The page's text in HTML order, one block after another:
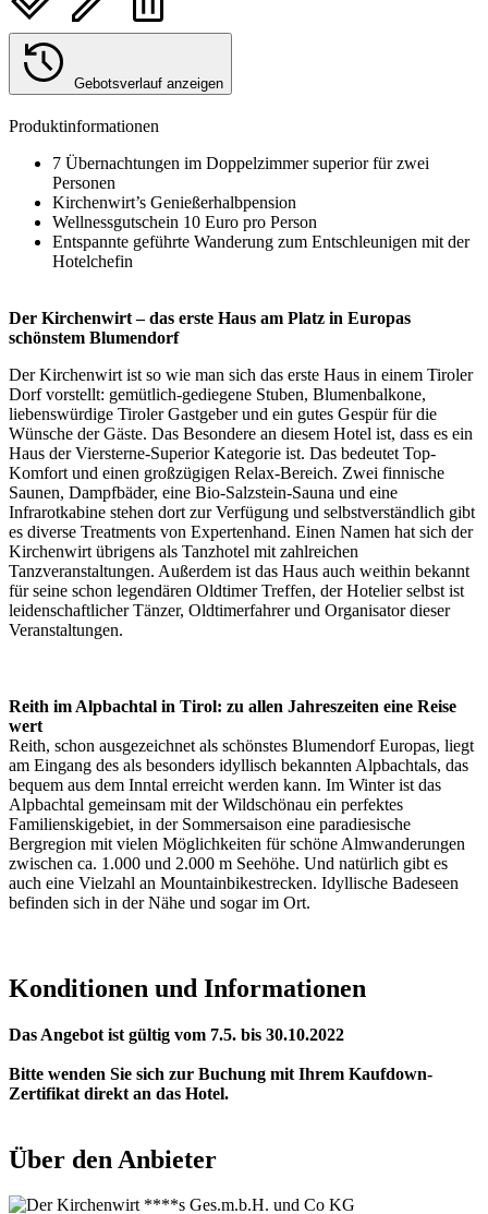
Gebotsverlauf anzeigen
Produktinformationen
7 Übernachtungen im Doppelzimmer superior für zwei
Personen
Kirchenwirt’s Genießerhalbpension
Wellnessgutschein 10 Euro pro Person
Entspannte geführte Wanderung zum Entschleunigen mit der
Hotelchefin
Der Kirchenwirt – das erste Haus am Platz in Europas
schönstem Blumendorf
Der Kirchenwirt ist so wie man sich das erste Haus in einem Tiroler
Dorf vorstellt: gemütlich-gediegene Stuben, Blumenbalkone,
liebenswürdige Tiroler Gastgeber und ein gutes Gespür für die
Wünsche der Gäste. Das Besondere an diesem Hotel ist, dass es ein
Haus der Viersterne-Superior Kategorie ist. Das bedeutet Top-
Komfort und einen großzügigen Relax-Bereich. Zwei finnische
Saunen, Dampfbäder, eine Bio-Salzstein-Sauna und eine
Infrarotkabine stehen dort zur Verfügung und selbstverständlich gibt
es diverse Treatments von Expertenhand. Einen Namen hat sich der
Kirchenwirt übrigens als Tanzhotel mit zahlreichen
Tanzveranstaltungen. Außerdem ist das Haus auch weithin bekannt
für seine schon legendären Oldtimer Treffen, der Hotelier selbst ist
leidenschaftlicher Tänzer, Oldtimerfahrer und Organisator dieser
Veranstaltungen.
Reith im Alpbachtal in Tirol: zu allen Jahreszeiten eine Reise
wert
Reith, schon ausgezeichnet als schönstes Blumendorf Europas, liegt
am Eingang des als besonders idyllisch bekannten Alpbachtals, das
bequem aus dem Inntal erreicht werden kann. Im Winter ist das
Alpbachtal gemeinsam mit der Wildschönau ein perfektes
Familienskigebiet, in der Sommersaison eine paradiesische
Bergregion mit vielen Möglichkeiten für schöne Almwanderungen
zwischen ca. 1.000 und 2.000 m Seehöhe. Und natürlich gibt es
auch eine Vielzahl an Mountainbikestrecken. Idyllische Badeseen
befinden sich in der Nähe und sogar im Ort.
Konditionen und Informationen
Das Angebot ist gültig vom 7.5. bis 30.10.2022
Bitte wenden Sie sich zur Buchung mit Ihrem Kaufdown-
Zertifikat direkt an das Hotel.
Über den Anbieter